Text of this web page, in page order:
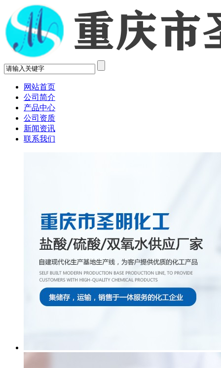
网站首页
公司简介
产品中心
公司资质
新闻资讯
联系我们